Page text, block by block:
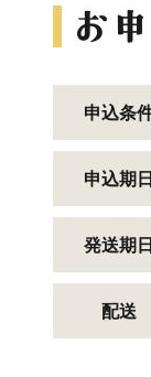
申込条
申込期日
発送期日
配送